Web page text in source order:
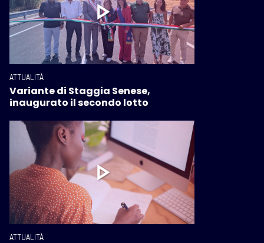
ATTUALITÀ
Variante di Staggia Senese,
inaugurato il secondo lotto
ATTUALITÀ